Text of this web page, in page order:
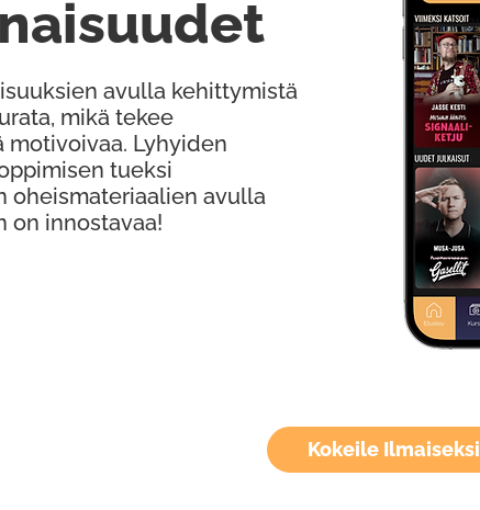
Kokeile Ilmaiseksi
avulla kehittymistä
mikä tekee
motivoivaa. Lyhyiden
tueksi
oheismateriaalien avulla
on innostavaa!